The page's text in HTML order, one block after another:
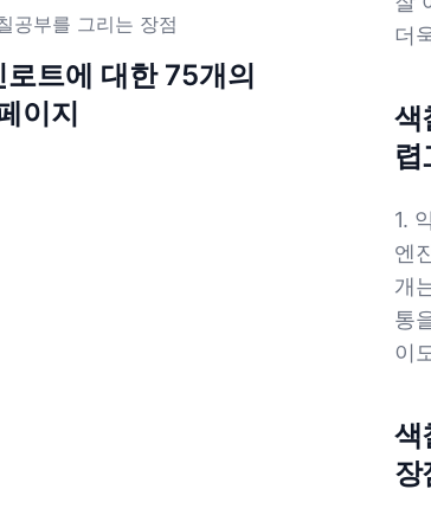
공부를 그리는 장점
트에 대한 75개의
이지
더
색
렵
1.
엔
개
통
이
색
장